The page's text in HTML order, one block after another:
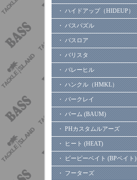
・ ハイドアップ（HIDEUP）
・ バスパズル
・ バスロア
・ バリスタ
・ バレーヒル
・ ハンクル（HMKL）
・ バークレイ
・ バーム (BAUM)
・ PHカスタムルアーズ
・ ヒート (HEAT)
・ ビーピーベイト (BPベイト)
・ フーターズ